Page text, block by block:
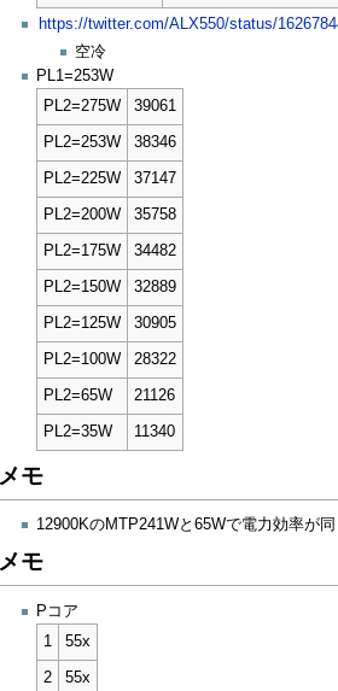
https://twitter.com/ALX550/status/
空冷
PL1=253W
PL2=275W
39061
PL2=253W 38346
PL2=225W 37147
PL2=200W 35758
PL2=175W 34482
PL2=150W 32889
PL2=125W 30905
PL2=100W 28322
PL2=65W 21126
PL2=35W 11340
メモ
12900KのMTP241Wと65Wで電力効率が同
メモ
Pコア
1
55x
2 55x